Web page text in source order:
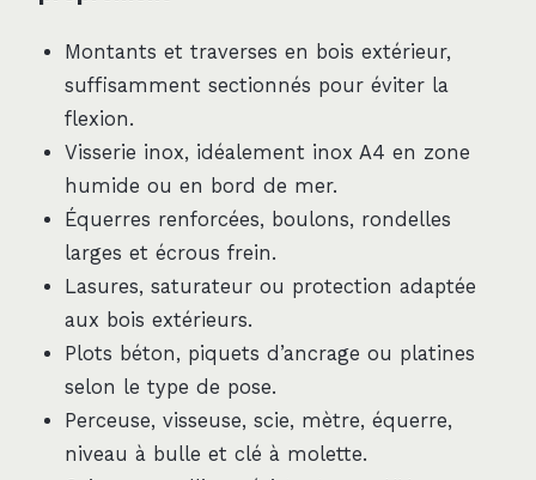
Montants et traverses en bois extérieur,
suffisamment sectionnés pour éviter la
flexion.
Visserie inox, idéalement inox A4 en zone
humide ou en bord de mer.
Équerres renforcées, boulons, rondelles
larges et écrous frein.
Lasures, saturateur ou protection adaptée
aux bois extérieurs.
Plots béton, piquets d’ancrage ou platines
selon le type de pose.
Perceuse, visseuse, scie, mètre, équerre,
niveau à bulle et clé à molette.